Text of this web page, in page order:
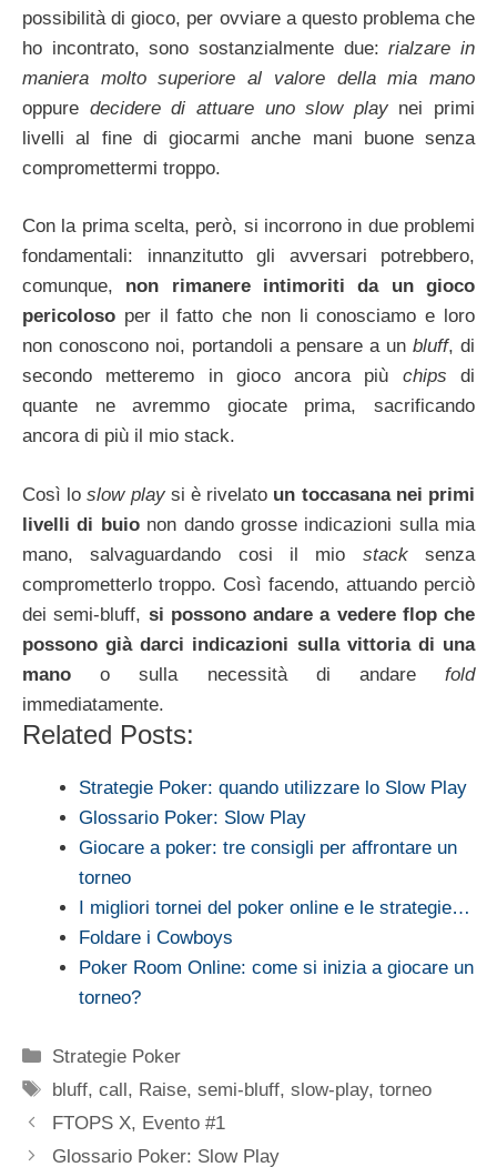
possibilità di gioco, per ovviare a questo problema che
ho incontrato, sono sostanzialmente due:rialzare in
maniera molto superiore al valore della mia mano
oppure decidere di attuare uno slow playnei primi
livelli al fine di giocarmi anche mani buone senza
compromettermi troppo.
Con la prima scelta, però, si incorrono in due problemi
fondamentali: innanzitutto gli avversari potrebbero,
comunque, non rimanere intimoriti da un gioco
pericoloso per il fatto che non li conosciamo e loro
non conoscono noi, portandoli a pensare a un bluff, di
secondo metteremo in gioco ancora più chips di
quante ne avremmo giocate prima, sacrificando
ancora di più il mio stack.
Così loslow playsi è rivelato un toccasana nei primi
livelli di buio non dando grosse indicazioni sulla mia
mano, salvaguardando cosi il mio stacksenza
comprometterlo troppo. Così facendo, attuando perciò
dei semi-bluff, si possono andare a vedere flop che
possono già darci indicazioni sulla vittoria di una
mano o sulla necessità di andare fold
immediatamente.
Related Posts:
Strategie Poker: quando utilizzare lo Slow Play
Glossario Poker: Slow Play
Giocare a poker: tre consigli per affrontare un
torneo
I migliori tornei del poker online e le strategie…
Foldare i Cowboys
Poker Room Online: come si inizia a giocare un
torneo?
Categorie
Strategie Poker
Tag
bluff,call, Raise,semi-bluff,slow-play,torneo
FTOPS X, Evento #1
Glossario Poker: Slow Play